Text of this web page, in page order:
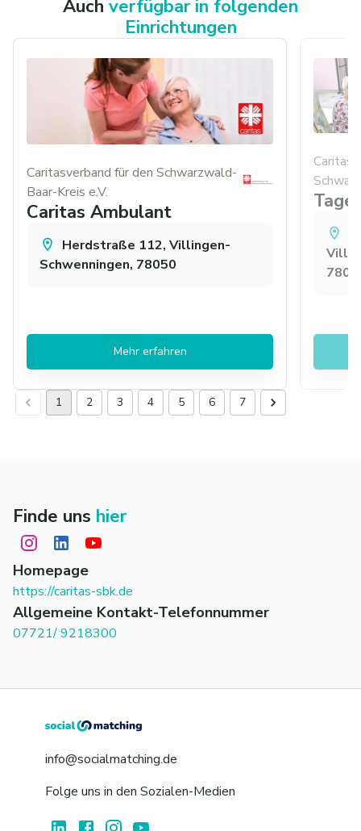
die im sozialen Bereich arbeiten möchten. Wir arbeiten
gemeinsam daran, Menschen in unterschiedlichen
Lebenslagen verlässlich zu unterstützen und ihnen im
Alltag Orientierung, Begleitung und Hilfe zu bieten.
Auch verfügbar in folgenden
Einrichtungen
Caritasverband für den Schwarzwald-
Baar-Kreis e.V.
Caritas Ambulant
Herdstraße 112, Villingen-
Schwenningen, 78050
Mehr erfahren
1 2 3 4 5 6 7
Finde uns hier
Homepage
https://caritas-sbk.de
Allgemeine Kontakt-Telefonnummer
07721/ 9218300
info@socialmatching.de
Folge uns in den Sozialen-Medien